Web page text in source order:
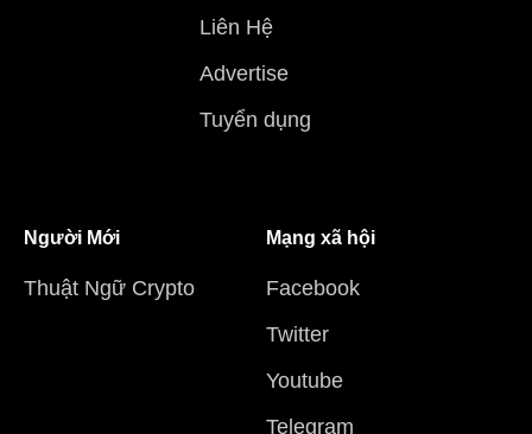
Liên Hệ
Advertise
Tuyển dụng
Người Mới
Thuật Ngữ Crypto
Mạng xã hội
Facebook
Twitter
Youtube
Telegram